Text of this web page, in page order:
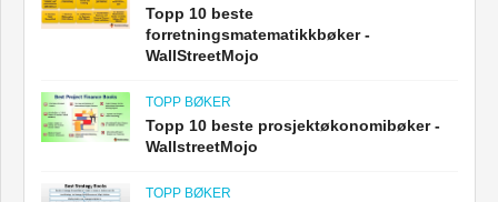
Topp 10 beste
forretningsmatematikkbøker -
WallStreetMojo
TOPP BØKER
Topp 10 beste prosjektøkonomibøker -
WallstreetMojo
TOPP BØKER